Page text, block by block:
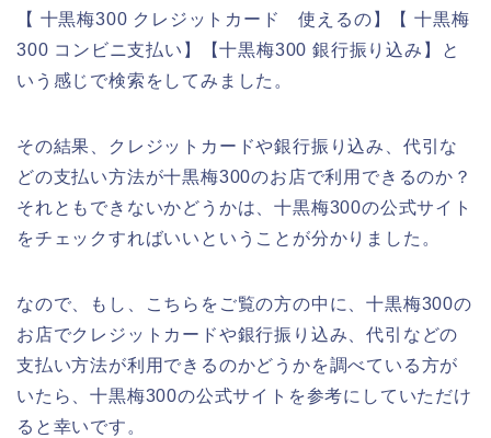
【 十黒梅300 クレジットカード 使えるの】【 十黒梅
300 コンビニ支払い】【十黒梅300 銀行振り込み】と
いう感じで検索をしてみました。
その結果、クレジットカードや銀行振り込み、代引な
どの支払い方法が十黒梅300のお店で利用できるのか？
それともできないかどうかは、十黒梅300の公式サイト
をチェックすればいいということが分かりました。
なので、もし、こちらをご覧の方の中に、十黒梅300の
お店でクレジットカードや銀行振り込み、代引などの
支払い方法が利用できるのかどうかを調べている方が
いたら、十黒梅300の公式サイトを参考にしていただけ
ると幸いです。